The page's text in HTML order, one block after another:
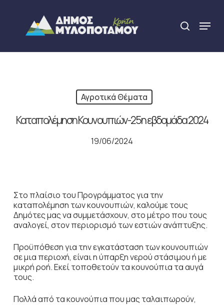
content
search
Menu
Αγροτικά Θέματα
Καταπολέμηση Κουνουπιών-25η εβδομάδα 2024
19/06/2024
Στο πλαίσιο του Προγράμματος για την
καταπολέμηση των κουνουπιών, καλούμε τους
Δημότες μας να συμμετάσχουν, στο μέτρο που τους
αναλογεί, στον περιορισμό των εστιών ανάπτυξης.
Προϋπόθεση για την εγκατάσταση των κουνουπιών
σε μια περιοχή, είναι η ύπαρξη νερού στάσιμου ή με
μικρή ροή. Εκεί τοποθετούν τα κουνούπια τα αυγά
τους.
Πολλά από τα κουνούπια που μας ταλαιπωρούν,
Close